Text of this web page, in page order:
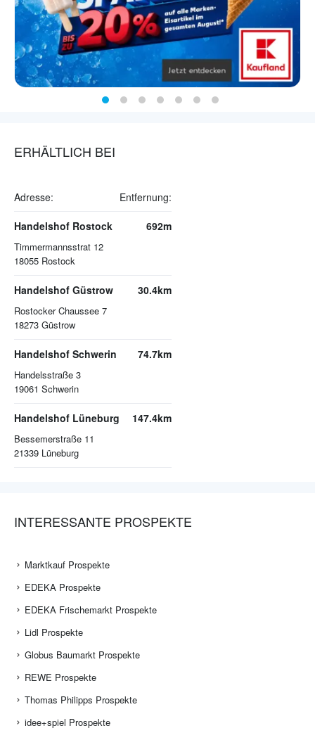
ERHÄLTLICH BEI
Adresse: Entfernung:
Handelshof Rostock
Timmermannsstrat 12
18055 Rostock
692m
Handelshof Güstrow
Rostocker Chaussee 7
18273 Güstrow
30.4km
Handelshof Schwerin
Handelsstraße 3
19061 Schwerin
74.7km
Handelshof Lüneburg
Bessemerstraße 11
21339 Lüneburg
147.4km
INTERESSANTE PROSPEKTE
Marktkauf Prospekte
EDEKA Prospekte
EDEKA Frischemarkt Prospekte
Lidl Prospekte
Globus Baumarkt Prospekte
REWE Prospekte
Thomas Philipps Prospekte
idee+spiel Prospekte